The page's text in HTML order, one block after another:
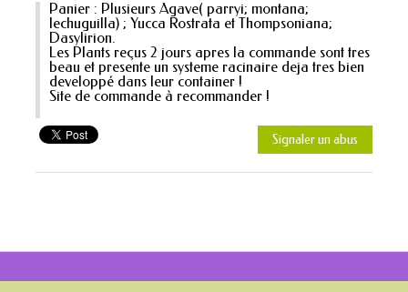
Panier : Plusieurs Agave( parryi; montana;
lechuguilla) ; Yucca Rostrata et Thompsoniana;
Dasylirion.
Les Plants reçus 2 jours apres la commande sont tres
beau et presente un systeme racinaire deja tres bien
developpé dans leur container !
Site de commande à recommander !
Signaler un abus